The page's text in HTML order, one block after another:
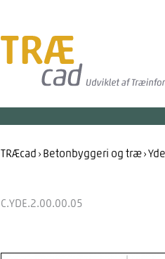
TRÆcad › Betonbyggeri og træ›
C.YDE.2.00.00.05